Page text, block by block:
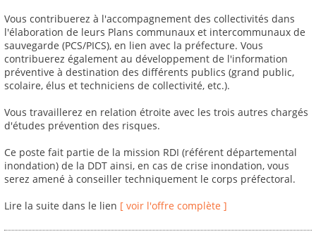
Vous contribuerez à l'accompagnement des collectivités dans
l'élaboration de leurs Plans communaux et intercommunaux de
sauvegarde (PCS/PICS), en lien avec la préfecture. Vous
contribuerez également au développement de l'information
préventive à destination des différents publics (grand public,
scolaire, élus et techniciens de collectivité, etc.).
Vous travaillerez en relation étroite avec les trois autres chargés
d'études prévention des risques.
Ce poste fait partie de la mission RDI (référent départemental
inondation) de la DDT ainsi, en cas de crise inondation, vous
serez amené à conseiller techniquement le corps préfectoral.
Lire la suite dans le lien [ voir l'offre complète ]